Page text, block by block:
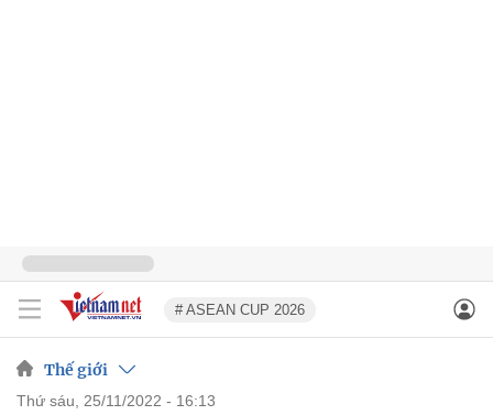
# ASEAN CUP 2026
Thế giới
thứ sáu, 25/11/2022 - 16:13